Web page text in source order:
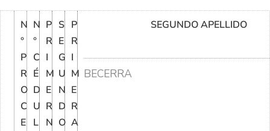
N
°
P
R
O
C
E
N
°
C
É
D
U
L
P
R
I
M
E
R
N
S
E
G
U
N
D
O
P
R
I
M
E
R
A
SEGUNDO APELLIDO
BECERRA